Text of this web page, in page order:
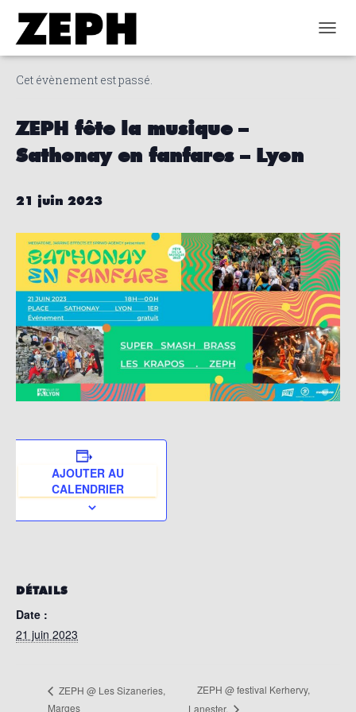
« Tous les Évènements
Cet évènement est passé.
ZEPH fête la musique –
Sathonay en fanfares – Lyon
21 juin 2023
AJOUTER AU
CALENDRIER
DÉTAILS
Date :
21 juin 2023
ZEPH @ Les Sizaneries,
Marges
ZEPH @ festival Kerhervy,
Lanester.